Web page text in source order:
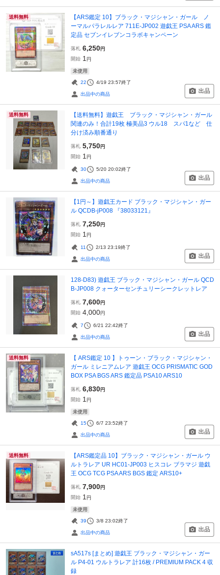
送料無料
【ARS鑑定 10】ブラック・マジシャン・ガール ノ
ーマルパラレルレア 711E-JP002 遊戯王 PSA ARS 鑑
定品 セブンイレブンコラボキャンペーン
落札 6,250円
開始 1 円
未使用
22 4/19 23:57終了
出品中の商品 出品
送料無料
【送料無料】遊戯王 ブラック・マジシャン・ガール
関連のみ！合計19枚 極美品3 ウル18 スパ1など 仕
分け済み順番通り
落札 5,750円
開始 1 円
30 5/20 20:02終了
出品中の商品 出品
【1円～】遊戯王カード ブラック・マジシャン・ガー
ル QCDB-jP008 『38033121』
落札 7,250円
開始 1 円
11 2/13 23:19終了
出品中の商品 出品
128-D83) 遊戯王 ブラック・マジシャン・ガール QCD
B-JP008 クォーターセンチュリーシークレットレア
落札 7,600円
開始 4,000円
7 6/21 22:42終了
出品中の商品 出品
送料無料
【 ARS鑑定 10 】トゥーン・ブラック・マジシャン・
ガール ミレニアムレア 遊戯王 OCG PRISMATIC GOD
BOX PSA BGS ARS 鑑定品 PSA10 ARS10
落札 6,830円
開始 1 円
未使用
15 6/7 23:52終了
出品中の商品 出品
送料無料
【ARS鑑定品 10】ブラック・マジシャン・ガール ウ
ルトラレア UR HC01-JP003 ヒスコレ ブラマジ 遊戯
王 OCG TCG PSA ARS BGS 鑑定 ARS10+
落札 7,900円
開始 1 円
未使用
39 3/8 23:02終了
出品中の商品 出品
sA517s [まとめ] 遊戯王 ブラック・マジシャン・ガー
ル P4-01 ウルトラレア 計16枚 / PREMIUM PACK 4 収
録